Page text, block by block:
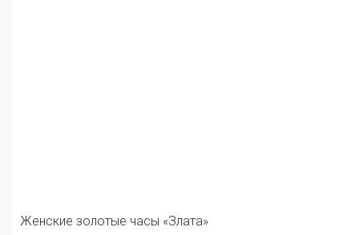
Женские золотые часы «Злата»